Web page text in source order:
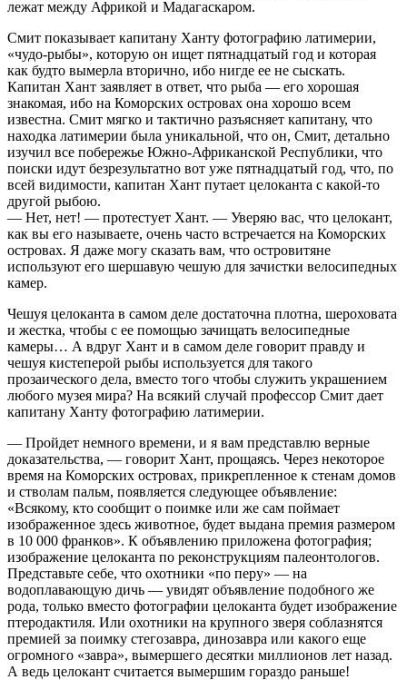
лежат между Африкой и Мадагаскаром.
Смит показывает капитану Ханту фотографию латимерии,
«чудо-рыбы», которую он ищет пятнадцатый год и которая
как будто вымерла вторично, ибо нигде ее не сыскать.
Капитан Хант заявляет в ответ, что рыба — его хорошая
знакомая, ибо на Коморских островах она хорошо всем
известна. Смит мягко и тактично разъясняет капитану, что
находка латимерии была уникальной, что он, Смит, детально
изучил все побережье Южно-Африканской Республики, что
поиски идут безрезультатно вот уже пятнадцатый год, что, по
всей видимости, капитан Хант путает целоканта с какой-то
другой рыбою.
— Нет, нет! — протестует Хант. — Уверяю вас, что целокант,
как вы его называете, очень часто встречается на Коморских
островах. Я даже могу сказать вам, что островитяне
используют его шершавую чешую для зачистки велосипедных
камер.
Чешуя целоканта в самом деле достаточна плотна, шероховата
и жестка, чтобы с ее помощью зачищать велосипедные
камеры… А вдруг Хант и в самом деле говорит правду и
чешуя кистеперой рыбы используется для такого
прозаического дела, вместо того чтобы служить украшением
любого музея мира? На всякий случай профессор Смит дает
капитану Ханту фотографию латимерии.
— Пройдет немного времени, и я вам представлю верные
доказательства, — говорит Хант, прощаясь. Через некоторое
время на Коморских островах, прикрепленное к стенам домов
и стволам пальм, появляется следующее объявление:
«Всякому, кто сообщит о поимке или же сам поймает
изображенное здесь животное, будет выдана премия размером
в 10 000 франков». К объявлению приложена фотография;
изображение целоканта по реконструкциям палеонтологов.
Представьте себе, что охотники «по перу» — на
водоплавающую дичь — увидят объявление подобного же
рода, только вместо фотографии целоканта будет изображение
птеродактиля. Или охотники на крупного зверя соблазнятся
премией за поимку стегозавра, динозавра или какого еще
огромного «завра», вымершего десятки миллионов лет назад.
А ведь целокант считается вымершим гораздо раньше!